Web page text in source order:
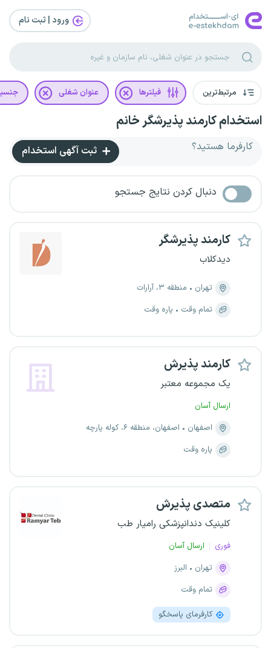
ورود | ثبت‌ نام
مرتبط‌ترین فیلترها عنوان شغلی
استخدام کارمند پذیرشگر خانم
کارفرما هستید؟ ثبت آگهی استخدام
دنبال کردن نتایج جستجو
کارمند پذیرشگر
دیدکلاب
تهران
منطقه ۳، آرارات
تمام وقت
پاره وقت
کارمند پذیرش
یک مجموعه معتبر
ارسال آسان
اصفهان
اصفهان، منطقه ۶، کوله پارچه
پاره وقت
متصدی پذیرش
کلینیک دندانپزشکی رامیار طب
فوری
ارسال آسان
تهران
البرز
تمام وقت
کارفرمای پاسخگو